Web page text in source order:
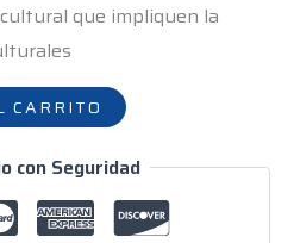
que impliquen la
CARRITO
con Seguridad